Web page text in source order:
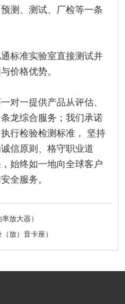
测、测试、厂检等一条
标准实验室直接测试并
价格优势。
对一提供产品从评估、
龙综合服务；我们承诺
行检验检测标准， 坚持
信原则、格守职业道
始终如一地向全球客户
全服务。
放大器）
放）音卡座）